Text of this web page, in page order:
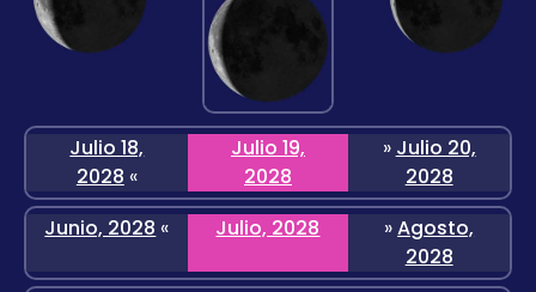
Julio 18,
2028 «
Julio 19,
2028
» Julio 20,
2028
Junio, 2028 « Julio, 2028 »Agosto,
2028